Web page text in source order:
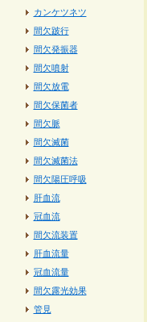
カンケツネツ
間欠跛行
間欠発振器
間欠噴射
間欠放電
間欠保菌者
間欠脈
間欠滅菌
間欠滅菌法
間欠陽圧呼吸
肝血流
冠血流
間欠流装置
肝血流量
冠血流量
間欠露光効果
管見